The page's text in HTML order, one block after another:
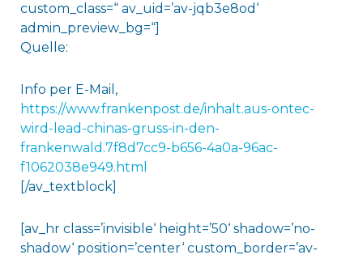
custom_class=“ av_uid=’av-jqb3e8od‘
admin_preview_bg=“]
Quelle:
Info per E-Mail,
https://www.frankenpost.de/inhalt.aus-ontec-
wird-lead-chinas-gruss-in-den-
frankenwald.7f8d7cc9-b656-4a0a-96ac-
f1062038e949.html
[/av_textblock]
[av_hr class=’invisible‘ height=’50‘ shadow=’no-
shadow‘ position=’center‘ custom_border=’av-